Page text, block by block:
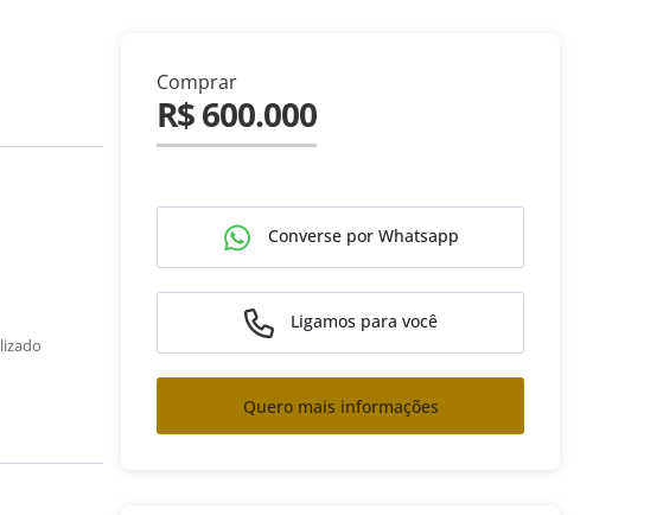
Comprar
R$ 600.000
Converse por Whatsapp
Ligamos para você
Quero mais informações